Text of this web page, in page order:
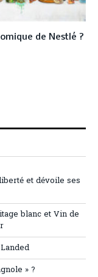
de Nestlé ?
et dévoile ses
blanc et Vin de
» ?